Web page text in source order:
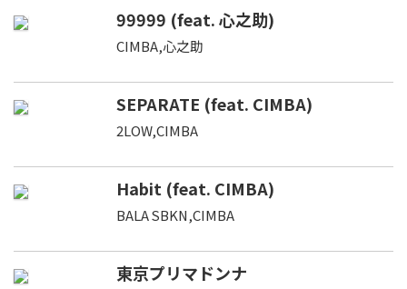
99999 (feat. 心之助)
CIMBA,心之助
SEPARATE (feat. CIMBA)
2LOW,CIMBA
Habit (feat. CIMBA)
BALA SBKN,CIMBA
東京プリマドンナ